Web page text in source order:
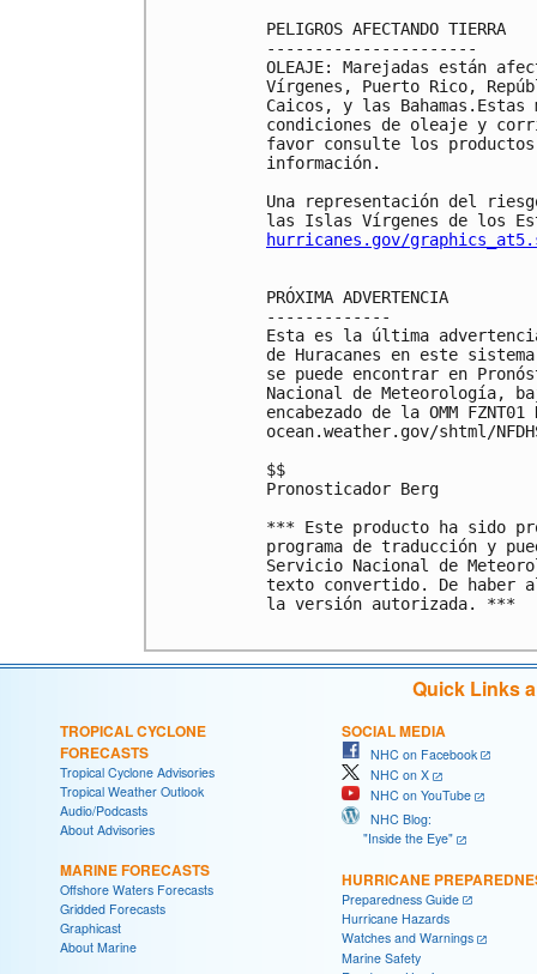
PELIGROS AFECTANDO TIERRA
----------------------
OLEAJE: Marejadas están
Vírgenes, Puerto Rico,
Caicos, y las Bahamas.Estas
condiciones de oleaje y
favor consulte los
información.
Una representación del
hurricanes.gov/
PRÓXIMA ADVERTENCIA
-------------
Esta es la última
de Huracanes en este
se puede encontrar en
Nacional de Meteorología,
encabezado de la OMM
ocean.weather.gov/shtml/
$$
Pronosticador Berg
*** Este producto ha sido
programa de traducción y
Servicio Nacional de
texto convertido. De haber
la versión autorizada. ***
Quick Links
TROPICAL CYCLONE
FORECASTS
Tropical Cyclone Advisories
Tropical Weather Outlook
Audio/Podcasts
About Advisories
MARINE FORECASTS
Offshore Waters Forecasts
Gridded Forecasts
Graphicast
About Marine
SOCIAL MEDIA
NHC on Facebook
NHC on X
NHC on YouTube
NHC Blog:
"Inside the Eye"
HURRICANE
Preparedness Guide
Hurricane Hazards
Watches and Warnings
Marine Safety